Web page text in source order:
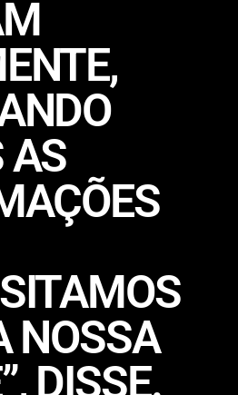
AS
NOSSA
DISSE.